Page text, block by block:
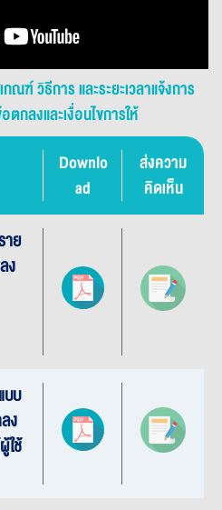
ณฑ์ วิธีการ และระยะเวลาแจ้งการ
ตกลงและเงื่อนไขการให้
Downlo
ad
ส่งความ
คิดเห็น
าย
ง
บบ
ง
ใช้